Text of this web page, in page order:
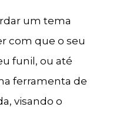
um tema
com que o seu
funil, ou até
ferramenta de
visando o